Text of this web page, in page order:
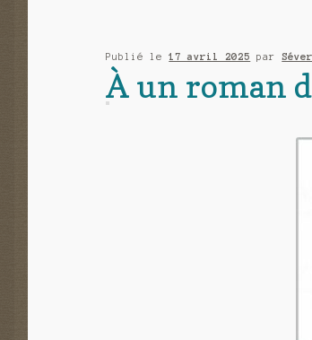
Publié le17 avril 2025 par
À un roman